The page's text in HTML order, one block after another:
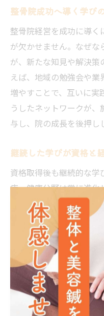
整骨院成功へ導く学び
整骨院経営を成功に導く
が欠かせません。なぜ
が、新たな知見や解決策
えば、地域の勉強会や
増やすことで、互いに実
うしたネットワークが
与し、院の成長を後押し
継続した学びが資格と
資格取得後も継続的な学
療・健康分野は常に進化
の信頼に直結するから
加や専門誌の購読を通
続けることが大切です
強化の両立が可能とな
がります。
整骨院経営で役立つ学